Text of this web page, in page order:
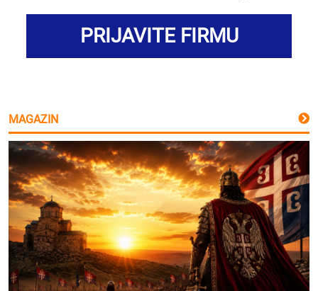
PRIJAVITE FIRMU
MAGAZIN